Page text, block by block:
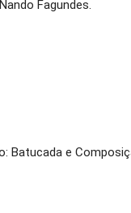
Fagundes.
Batucada e